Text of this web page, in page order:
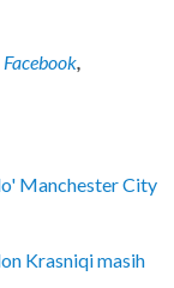
Facebook,
Manchester City
Krasniqi masih